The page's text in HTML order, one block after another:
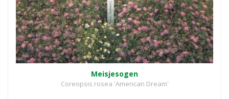
Meisjesogen
Coreopsis rosea 'American Dream'